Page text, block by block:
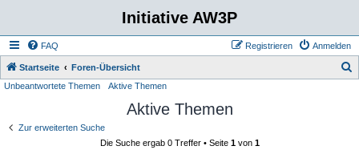
Initiative AW3P
FAQ Anmelden
Registrieren
Startseite Foren-Übersicht
Unbeantwortete Themen Aktive Themen
Aktive Themen
Zur erweiterten Suche
Die Suche ergab 0 Treffer • Seite 1von 1